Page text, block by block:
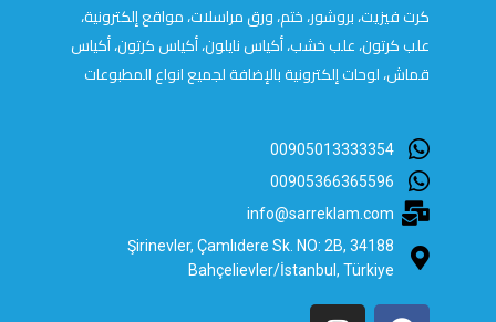
كرت فيزيت، بروشور، ختم، ورق مراسلات، مواقع إلكترونية،
علب كرتون، علب خشب، أكياس نايلون، أكياس كرتون، أكياس
قماش، لوحات إلكترونية بالإضافة لجميع انواع المطبوعات
00905013333354
00905366365596
info@sarreklam.com
Şirinevler, Çamlıdere Sk. NO: 2B, 34188
Bahçelievler/İstanbul, Türkiye